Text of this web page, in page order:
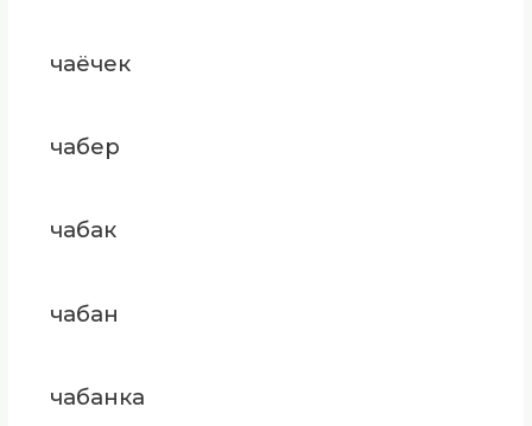
чаёчек
чабер
чабак
чабан
чабанка